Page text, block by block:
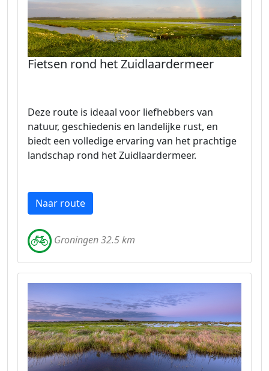
Fietsen rond het Zuidlaardermeer
Deze route is ideaal voor liefhebbers van
natuur, geschiedenis en landelijke rust, en
biedt een volledige ervaring van het prachtige
landschap rond het Zuidlaardermeer.
Naar route
Groningen 32.5 km